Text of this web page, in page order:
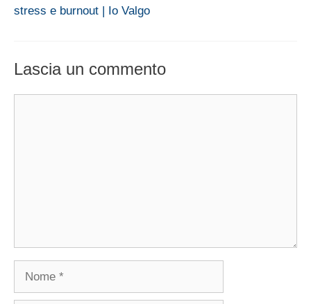
stress e burnout | Io Valgo
Lascia un commento